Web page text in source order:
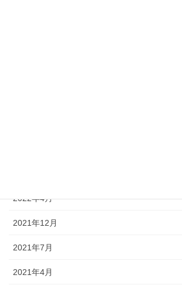
2022年4月
2021年12月
2021年7月
2021年4月